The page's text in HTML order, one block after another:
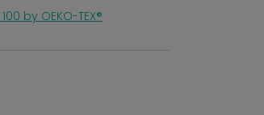
by OEKO-TEX®